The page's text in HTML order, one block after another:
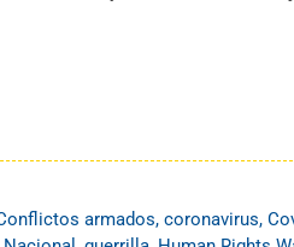
armados, coronavirus,